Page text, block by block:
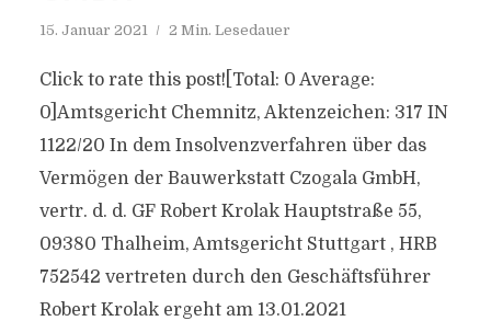
15. Januar 2021 2 Min. Lesedauer
Click to rate this post![Total: 0 Average:
0]Amtsgericht Chemnitz, Aktenzeichen: 317 IN
1122/20 In dem Insolvenzverfahren über das
Vermögen der Bauwerkstatt Czogala GmbH,
vertr. d. d. GF Robert Krolak Hauptstraße 55,
09380 Thalheim, Amtsgericht Stuttgart , HRB
752542 vertreten durch den Geschäftsführer
Robert Krolak ergeht am 13.01.2021